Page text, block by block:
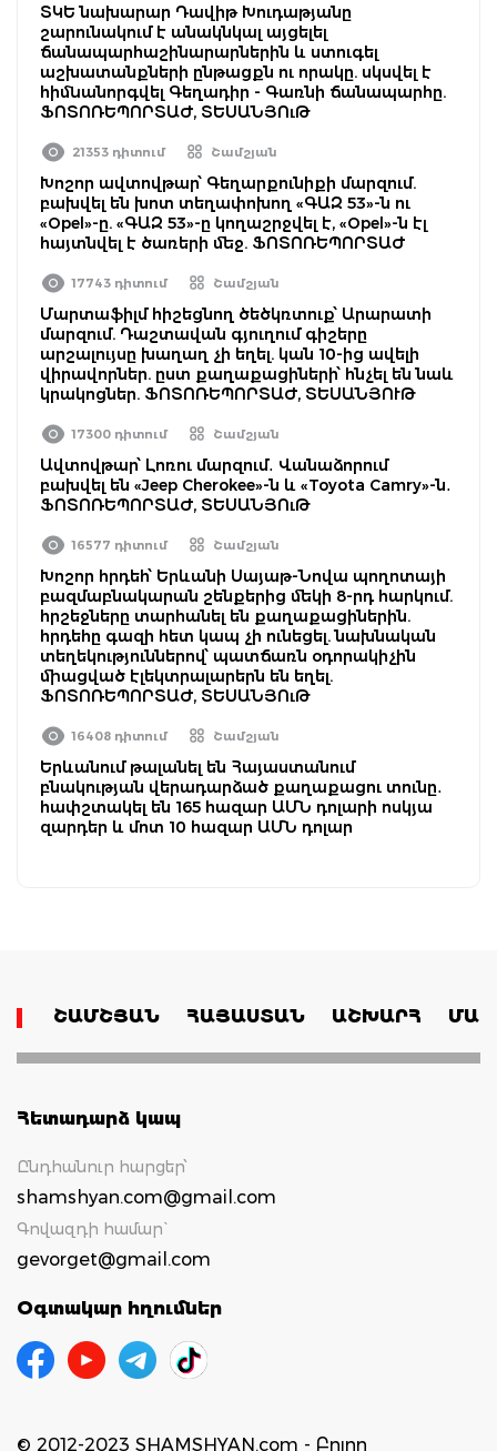
ՏԿԵ նախարար Դավիթ Խուդաթյանը
շարունակում է անակնկալ այցելել
ճանապարհաշինարարներին և ստուգել
աշխատանքների ընթացքն ու որակը. սկսվել է
հիմնանորգվել Գեղադիր - Գառնի ճանապարհը.
ՖՈՏՈՌԵՊՈՐՏԱԺ, ՏԵՍԱՆՅՈւԹ
21353 դիտում Շամշյան
Խոշոր ավտովթար՝ Գեղարքունիքի մարզում.
բախվել են խոտ տեղափոխող «ԳԱԶ 53»-ն ու
«Opel»-ը. «ԳԱԶ 53»-ը կողաշրջվել է, «Opel»-ն էլ
հայտնվել է ծառերի մեջ. ՖՈՏՈՌԵՊՈՐՏԱԺ
17743 դիտում Շամշյան
Մարտաֆիլմ հիշեցնող ծեծկռտուք՝ Արարատի
մարզում. Դաշտավան գյուղում գիշերը
արշալույսը խաղաղ չի եղել. կան 10-ից ավելի
վիրավորներ. ըստ քաղաքացիների՝ հնչել են նաև
կրակոցներ. ՖՈՏՈՌԵՊՈՐՏԱԺ, ՏԵՍԱՆՅՈՒԹ
17300 դիտում Շամշյան
Ավտովթար՝ Լոռու մարզում․ Վանաձորում
բախվել են «Jeep Cherokee»-ն և «Toyota Camry»-ն․
ՖՈՏՈՌԵՊՈՐՏԱԺ, ՏԵՍԱՆՅՈւԹ
16577 դիտում Շամշյան
Խոշոր հրդեհ՝ Երևանի Սայաթ-Նովա պողոտայի
բազմաբնակարան շենքերից մեկի 8-րդ հարկում.
հրշեջները տարհանել են քաղաքացիներին.
հրդեհը գազի հետ կապ չի ունեցել. նախնական
տեղեկություններով՝ պատճառն օդորակիչին
միացված էլեկտրալարերն են եղել.
ՖՈՏՈՌԵՊՈՐՏԱԺ, ՏԵՍԱՆՅՈւԹ
16408 դիտում Շամշյան
Երևանում թալանել են Հայաստանում
բնակության վերադարձած քաղաքացու տունը․
հափշտակել են 165 հազար ԱՄՆ դոլարի ոսկյա
զարդեր և մոտ 10 հազար ԱՄՆ դոլար
ՇԱՄՇՅԱՆ ՀԱՅԱՍՏԱՆ ԱՇԽԱՐՀ
Հետադարձ կապ
Ընդհանուր հարցեր՝
shamshyan.com@gmail.com
Գովազդի համար`
gevorget@gmail.com
Օգտակար հղումներ
© 2012-2023 SHAMSHYAN.com - Բոլոր